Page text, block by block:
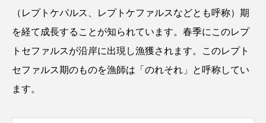
カクレクマノミ カゴカマス カジカ
カブトエビ
カレイ カワウソ カワハギ
（レプトケパルス、レプトケファルスなどとも呼称）期
を経て成長することが知られています。春季にこのレプ
トセファルスが沿岸に出現し漁獲されます。このレプト
セファルス期のものを漁師は「 のれそれ 」と呼称してい
ます。